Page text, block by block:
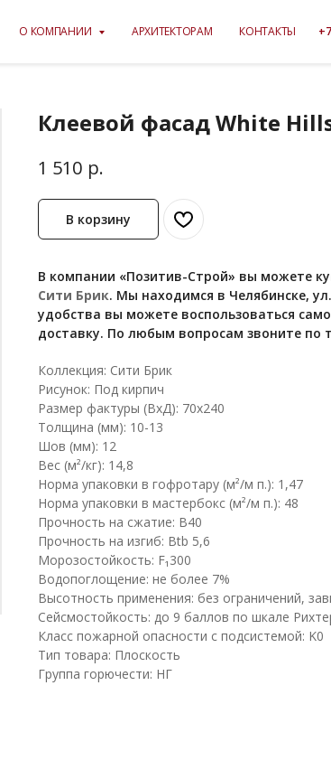
О КОМПАНИИ АРХИТЕКТОРАМ КОНТАКТЫ
Клеевой фасад White
1 510 р.
В корзину
В компании «Позитив-Строй» вы можете
Сити Брик. Мы находимся в Челябинске,
удобства вы можете воспользоваться
доставку. По любым вопросам звоните по
Коллекция: Сити Брик
Рисунок: Под кирпич
Размер фактуры (ВхД): 70х240
Толщина (мм): 10-13
Шов (мм): 12
Вес (м²/кг): 14,8
Норма упаковки в гофротару (м²/м п.): 1,47
Норма упаковки в мастербокс (м²/м п.): 48
Прочность на сжатие: B40
Прочность на изгиб: Btb 5,6
Морозостойкость: F₁300
Водопоглощение: не более 7%
Высотность применения: без ограничений,
Сейсмостойкость: до 9 баллов по шкале
Класс пожарной опасности с подсистемой: K0
Тип товара: Плоскость
Группа горючести: НГ